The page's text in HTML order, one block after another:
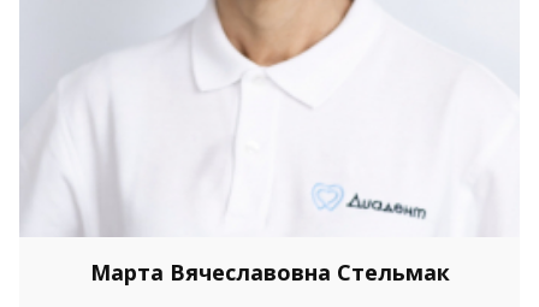
Марта Вячеславовна Стельмак